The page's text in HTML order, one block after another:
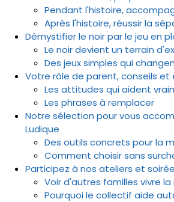
Pendant l'histoire,
Après l'histoire, réussir la
Démystifier le noir par le jeu en
Le noir devient un terrain
Des jeux simples qui
Votre rôle de parent, conseils et
Les attitudes qui aident
Les phrases à remplacer
Notre sélection pour vous
Ludique
Des outils concrets pour la
Comment choisir sans
Participez à nos ateliers et
Voir d'autres familles vivre
Pourquoi le collectif aide